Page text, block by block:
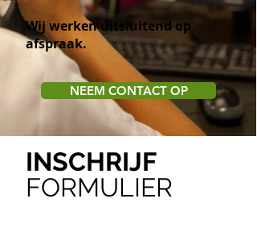
Wij werken uitsluitend op
afspraak.
NEEM CONTACT OP
INSCHRIJF
FORMULIER